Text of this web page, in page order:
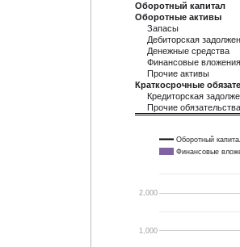
Оборотный капитал
Оборотные активы
Запасы
Дебиторская
Денежные средства
Финансовые вложения
Прочие активы
Краткосрочные
Кредиторская
Прочие обязательства
Оборотный
Финансовые
1,000
2,000